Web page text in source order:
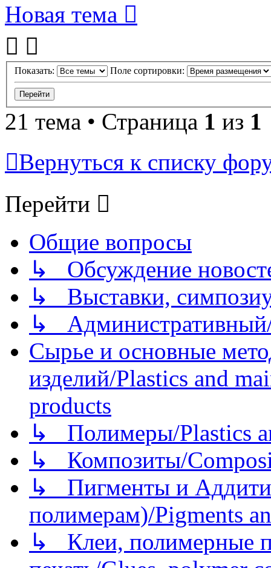
Новая тема
Показать: Поле сортировки:
21 тема • Страница 1 из 1
Вернуться к списку
Перейти
Общие вопросы
↳ Обсуждение
↳ Выставки,
↳
Сырье и основные
изделий/Plastics and
products
↳ Полимеры/Plastics
↳ Композиты/
↳ Пигменты и
полимерам)/Pigments
↳ Клеи, полимерные